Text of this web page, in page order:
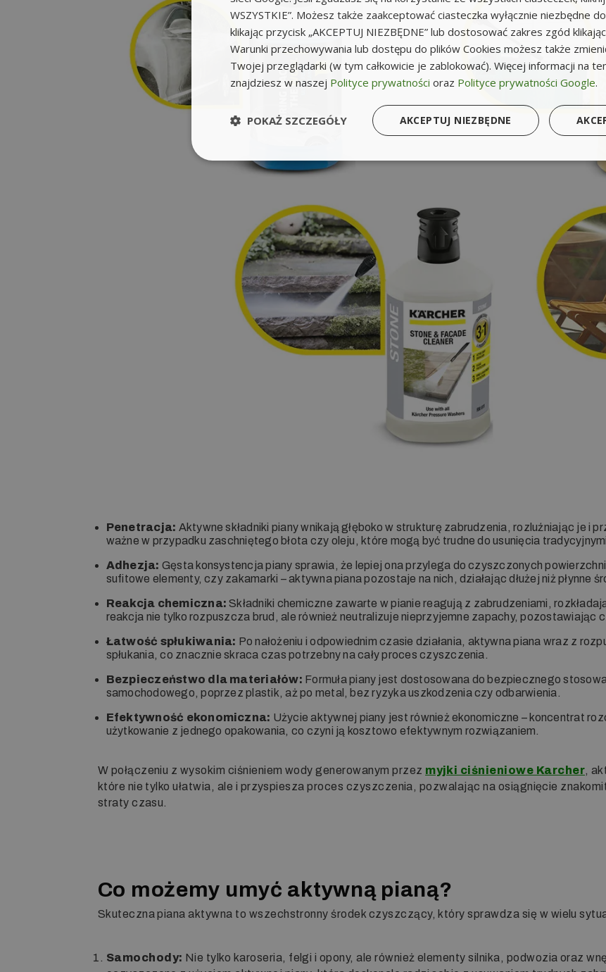
Penetracja: Aktywne składniki piany wnikają głęboko w strukturę zabrudzenia, rozluźniając je i
ważne w przypadku zaschniętego błota czy oleju, które mogą być trudne do usunięcia
Adhezja: Gęsta konsystencja piany sprawia, że lepiej ona przylega do czyszczonych
sufitowe elementy, czy zakamarki – aktywna piana pozostaje na nich, działając dłużej niż płynne
Reakcja chemiczna: Składniki chemiczne zawarte w pianie reagują z zabrudzeniami,
reakcja nie tylko rozpuszcza brud, ale również neutralizuje nieprzyjemne zapachy, pozostawiając
Łatwość spłukiwania: Po nałożeniu i odpowiednim czasie działania, aktywna piana wraz z
spłukania, co znacznie skraca czas potrzebny na cały proces czyszczenia.
Bezpieczeństwo dla materiałów: Formuła piany jest dostosowana do bezpiecznego
samochodowego, poprzez plastik, aż po metal, bez ryzyka uszkodzenia czy odbarwienia.
Efektywność ekonomiczna: Użycie aktywnej piany jest również ekonomiczne – koncentrat
użytkowanie z jednego opakowania, co czyni ją kosztowo efektywnym rozwiązaniem.
W połączeniu z wysokim ciśnieniem wody generowanym przez myjki ciśnieniowe Karcher,
które nie tylko ułatwia, ale i przyspiesza proces czyszczenia, pozwalając na osiągnięcie
straty czasu.
Co możemy umyć aktywną pianą?
Skuteczna piana aktywna to wszechstronny środek czyszczący, który sprawdza się w wielu
Samochody: Nie tylko karoseria, felgi i opony, ale również elementy silnika, podwozia oraz
WSZYSTKIE”. Możesz także zaakceptować ciasteczka wyłącznie niezbędne
klikając przycisk „AKCEPTUJ NIEZBĘDNE” lub dostosować zakres zgód klikając
Warunki przechowywania lub dostępu do plików Cookies możesz także
Twojej przeglądarki (w tym całkowicie je zablokować). Więcej informacji na
znajdziesz w naszej Polityce prywatności oraz Polityce prywatności Google.
AKCEPTUJ NIEZBĘDNE
POKAŻ SZCZEGÓŁY